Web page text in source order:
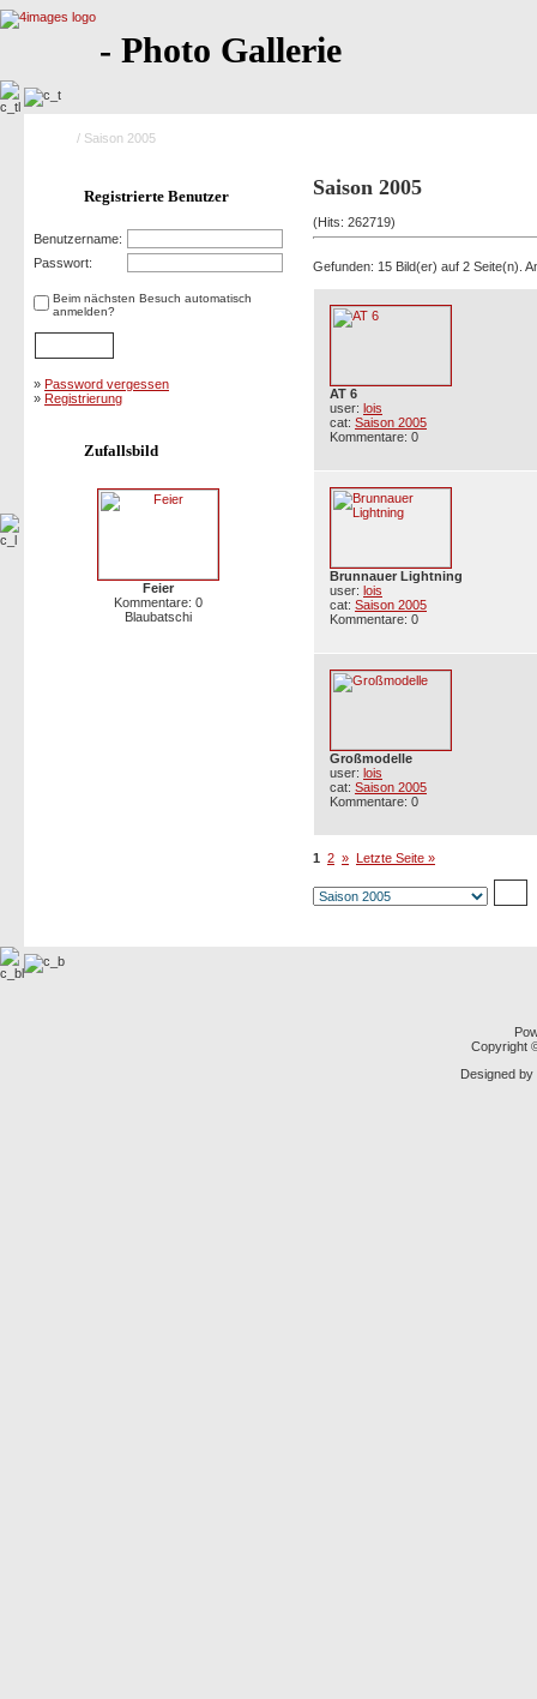
- Photo Gallerie
/ Saison 2005
Registrierte Benutzer
Benutzername:
Passwort:
Beim nächsten Besuch automatisch
anmelden?
» Password vergessen
» Registrierung
Zufallsbild
Feier
Kommentare: 0
Blaubatschi
Saison 2005
(Hits: 262719)
Gefunden: 15 Bild(er) auf 2 Seite(n).
AT 6
user: lois
cat: Saison 2005
Kommentare: 0
Brunnauer Lightning
user: lois
cat: Saison 2005
Kommentare: 0
Großmodelle
user: lois
cat: Saison 2005
Kommentare: 0
1 2 » Letzte Seite »
Copyright
Designed by